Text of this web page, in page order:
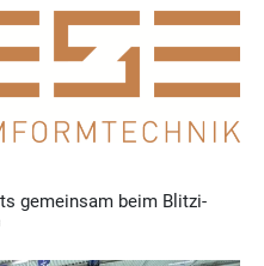
gemeinsam beim Blitzi-